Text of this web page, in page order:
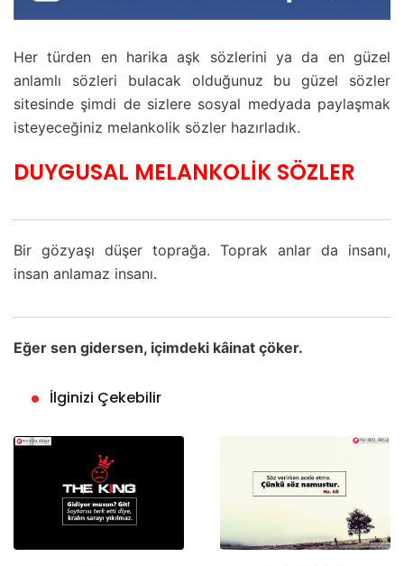
Her türden en harika aşk sözlerini ya da en güzel
anlamlı sözleri bulacak olduğunuz bu güzel sözler
sitesinde şimdi de sizlere sosyal medyada paylaşmak
isteyeceğiniz melankolik sözler hazırladık.
DUYGUSAL MELANKOLİK SÖZLER
Bir gözyaşı düşer toprağa. Toprak anlar da insanı,
insan anlamaz insanı.
Eğer sen gidersen, içimdeki kâinat çöker.
İlginizi Çekebilir